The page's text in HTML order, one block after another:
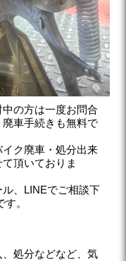
の方は一度お問合
車手続きも無料で
ク廃車・処分出来
頂いておりま
、LINEでご相談下
。
処分などなど、気